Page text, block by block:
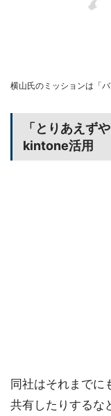
横山氏のミッションは「
「とりあえず
kintone活用
同社はそれまでに
共有したりするな